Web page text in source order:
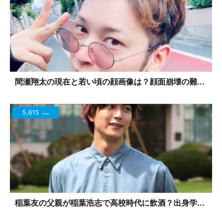
間瀬翔太の現在と若い頃の顔画像は？顔面崩壊の難...
5,615 view
稲葉友の父親が稲葉浩志で高校時代に飲酒？出身学...